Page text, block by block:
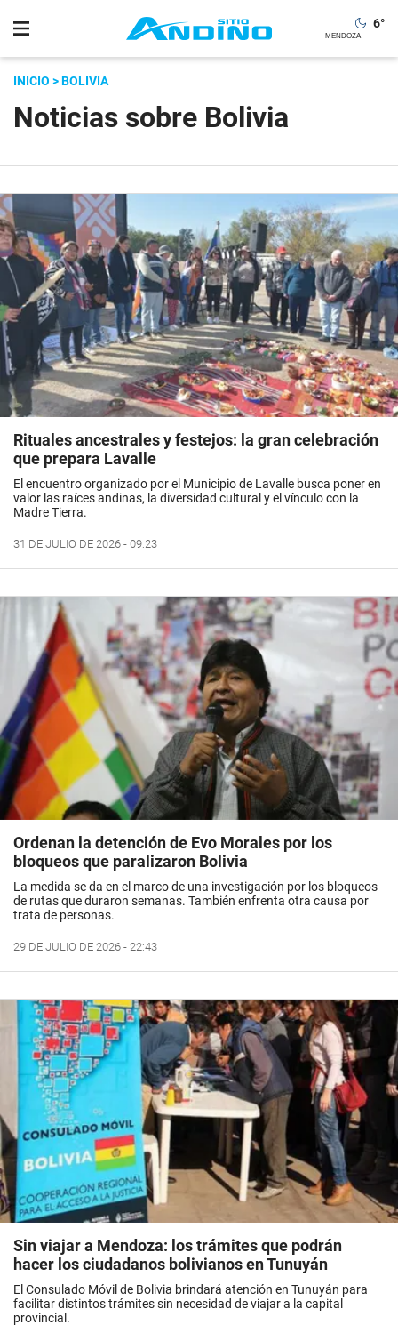
6°
INICIO > BOLIVIA
Noticias sobre Bolivia
Rituales ancestrales y festejos: la gran celebración
que prepara Lavalle
El encuentro organizado por el Municipio de Lavalle busca poner en
valor las raíces andinas, la diversidad cultural y el vínculo con la
Madre Tierra.
31 DE JULIO DE 2026 - 09:23
Ordenan la detención de Evo Morales por los
bloqueos que paralizaron Bolivia
La medida se da en el marco de una investigación por los bloqueos
de rutas que duraron semanas. También enfrenta otra causa por
trata de personas.
29 DE JULIO DE 2026 - 22:43
Sin viajar a Mendoza: los trámites que podrán
hacer los ciudadanos bolivianos en Tunuyán
El Consulado Móvil de Bolivia brindará atención en Tunuyán para
facilitar distintos trámites sin necesidad de viajar a la capital
provincial.